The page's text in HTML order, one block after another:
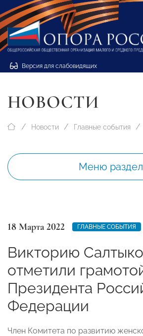
Версия для слабовидящих
НОВОСТИ
Новости Главные события
Меню
18 Марта 2022 ГЛАВНЫЕ СОБЫТИЯ
Викторию
отметили
Президента
Федерации
Член Комитета по развитию